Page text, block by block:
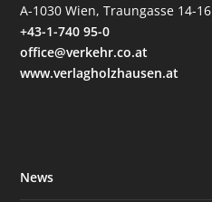
A-1030 Wien, Traungasse 14-16
+43-1-740 95-0
office@verkehr.co.at
www.verlagholzhausen.at
News